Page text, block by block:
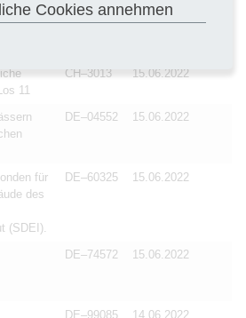
DE–01326 15.06.2022
11
CH–3013 15.06.2022
DE–04552 15.06.2022
für
des
(SDEI).
DE–60325 15.06.2022
DE–74572 15.06.2022
DE–99085 14.06.2022
Cookies annehmen